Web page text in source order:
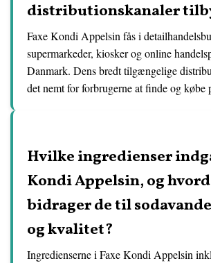
distributionskanaler
Faxe Kondi Appelsin fås i
supermarkeder, kiosker og online
Danmark. Dens bredt tilgængelige
det nemt for forbrugerne at finde og købe
Hvilke ingredienser
Kondi Appelsin, og
bidrager de til
og kvalitet?
Ingredienserne i Faxe Kondi Appelsin